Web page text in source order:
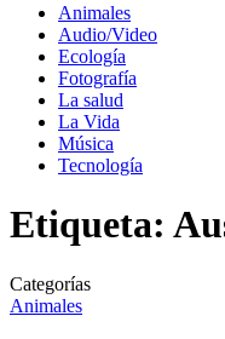
Animales
Audio/Video
Ecología
Fotografía
La salud
La Vida
Música
Tecnología
Etiqueta:
Categorías
Animales